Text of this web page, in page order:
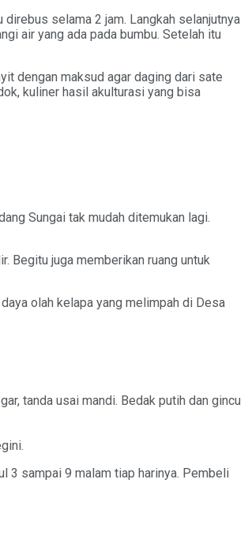
selama 2 jam. Langkah selanjutnya
air yang ada pada bumbu. Setelah itu
dengan maksud agar daging dari sate
kuliner hasil akulturasi yang bisa
Sungai tak mudah ditemukan lagi.
Begitu juga memberikan ruang untuk
olah kelapa yang melimpah di Desa
tanda usai mandi. Bedak putih dan gincu
3 sampai 9 malam tiap harinya. Pembeli